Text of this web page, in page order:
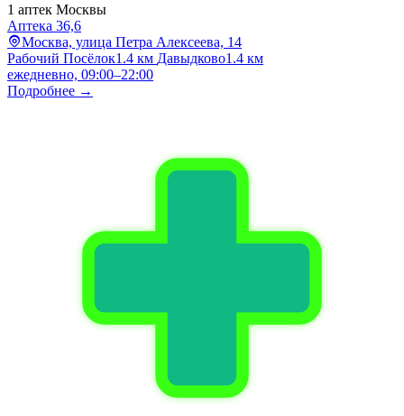
1 аптек Москвы
Аптека 36,6
Москва, улица Петра Алексеева, 14
Рабочий Посёлок1.4 км Давыдково1.4 км
ежедневно, 09:00–22:00
Подробнее →